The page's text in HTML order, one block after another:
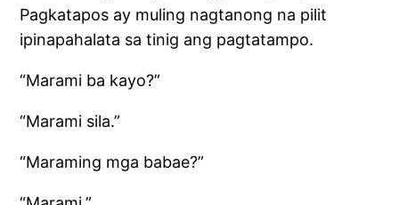
Pagkatapos ay muling nagtanong na pilit
ipinapahalata sa tinig ang pagtatampo.
“Marami ba kayo?”
“Marami sila.”
“Maraming mga babae?”